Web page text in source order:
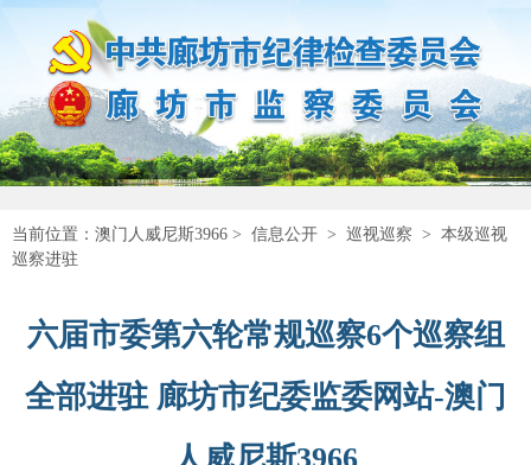
当前位置： 澳门人威尼斯3966 > 信息公开 > 巡视巡察 > 本级巡视
巡察进驻
六届市委第六轮常规巡察6个巡察组
全部进驻 廊坊市纪委监委网站-澳门